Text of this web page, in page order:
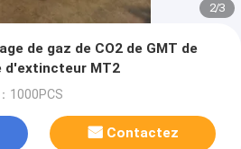
2/3
de gaz de CO2 de GMT de
d'extincteur MT2
1000PCS
Contactez